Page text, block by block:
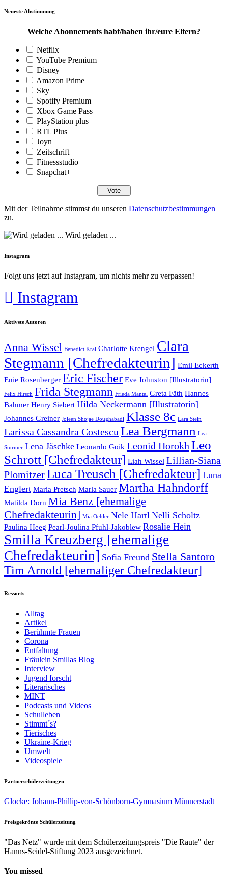
Neueste Abstimmung
Welche Abonnements habt/haben ihr/eure Eltern?
Netflix
YouTube Premium
Disney+
Amazon Prime
Sky
Spotify Premium
Xbox Game Pass
PlayStation plus
RTL Plus
Joyn
Zeitschrift
Fitnessstudio
Snapchat+
Mit der Teilnahme stimmst du unseren Datenschutzbestimmungen
zu.
Wird geladen ...
Instagram
Folgt uns jetzt auf Instagram, um nichts mehr zu verpassen!
Instagram
Aktivste Autoren
Anna Wissel Benedict Kral Charlotte Krengel Clara
Stegmann [Chefredakteurin] Emil Eckerth
Enie Rosenberger Eric Fischer Eve Johnston [Illustratorin]
Felix Hirsch Frida Stegmann Frieda Mantel Greta Fäth Hannes
Bahmer Henry Siebert Hilda Neckermann [Illustratorin]
Johannes Greiner Joleen Shojae Doughabadi Klasse 8c Lara Stein
Larissa Cassandra Costescu Lea Bergmann Lea
Stürmer Lena Jäschke Leonardo Goik Leonid Horokh Leo
Schrott [Chefredakteur] Liah Wissel Lillian-Siana
PlomitzerLuca Treusch [Chefredakteur] Luna
Englert Maria Pretsch Marla Sauer Martha Hahndorff
Matilda Dorn Mia Benz [ehemalige
Chefredakteurin] Mia Oehler Nele Hartl Nelli Scholtz
Paulina Heeg Pearl-Joulina Pfuhl-Jakoblew Rosalie Hein
Smilla Kreuzberg [ehemalige
Chefredakteurin] Sofia Freund Stella Santoro
Tim Arnold [ehemaliger Chefredakteur]
Ressorts
Alltag
Artikel
Berühmte Frauen
Corona
Entfaltung
Fräulein Smillas Blog
Interview
Jugend forscht
Literarisches
MINT
Podcasts und Videos
Schulleben
Stimmt´s?
Tierisches
Ukraine-Krieg
Umwelt
Videospiele
Partnerschülerzeitungen
Glocke: Johann-Phillip-von-Schönborn-Gymnasium Münnerstadt
Preisgekrönte Schülerzeitung
"Das Netz" wurde mit dem Schülerzeitungspreis "Die Raute" der
Hanns-Seidel-Stiftung 2023 ausgezeichnet.
You missed